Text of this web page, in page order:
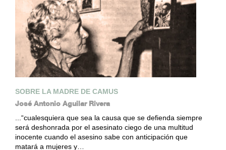
SOBRE LA MADRE DE CAMUS
José Antonio Aguilar Rivera
...“cualesquiera que sea la causa que se defienda siempre
será deshonrada por el asesinato ciego de una multitud
inocente cuando el asesino sabe con anticipación que
matará a mujeres y…